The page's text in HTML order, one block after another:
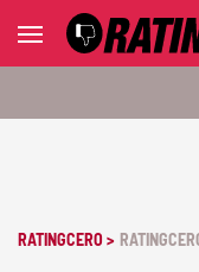
RATINGCERO >